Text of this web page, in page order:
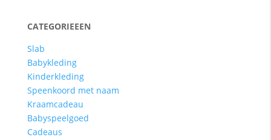
CATEGORIEEEN
Slab
Babykleding
Kinderkleding
Speenkoord met naam
Kraamcadeau
Babyspeelgoed
Cadeaus